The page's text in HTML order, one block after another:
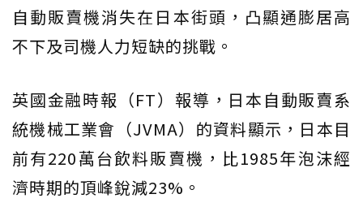
自動販賣機消失在日本街頭，凸顯通膨居高
不下及司機人力短缺的挑戰。
英國金融時報（FT）報導，日本自動販賣系
統機械工業會（JVMA）的資料顯示，日本目
前有220萬台飲料販賣機，比1985年泡沫經
濟時期的頂峰銳減23%。